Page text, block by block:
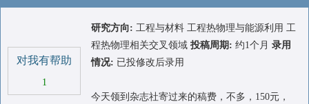
对我有帮助
1
研究方向: 工程与材料 工程热物理与能源利用 工
程热物理相关交叉领域 投稿周期: 约1个月 录用
情况: 已投修改后录用
今天领到杂志社寄过来的稿费，不多，150元，